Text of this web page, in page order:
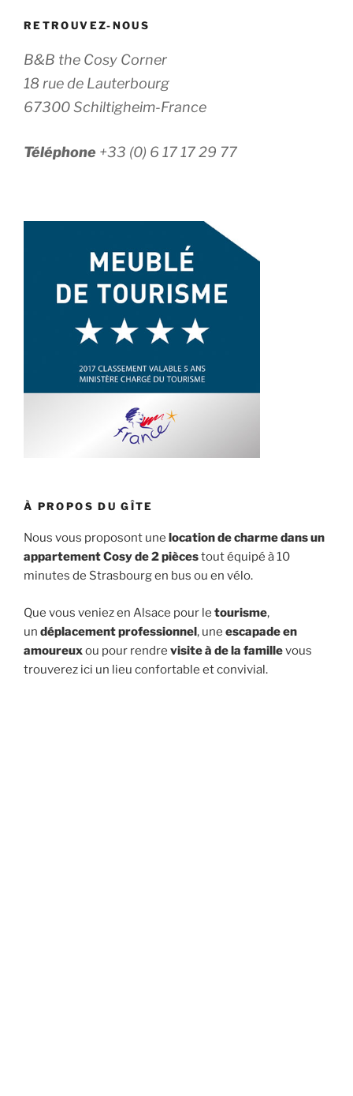
RETROUVEZ-NOUS
B&B the Cosy Corner
18 rue de Lauterbourg
67300 Schiltigheim-France
Téléphone +33 (0) 6 17 17 29 77
À PROPOS DU GÎTE
Nous vous proposont une location de charme dans un
appartement Cosy de 2 piècestout équipé à 10
minutes de Strasbourg en bus ou en vélo.
Que vous veniez en Alsace pour le tourisme,
un déplacement professionnel, une escapade en
amoureuxou pour rendre visite à de la famillevous
trouverez ici un lieu confortable et convivial.